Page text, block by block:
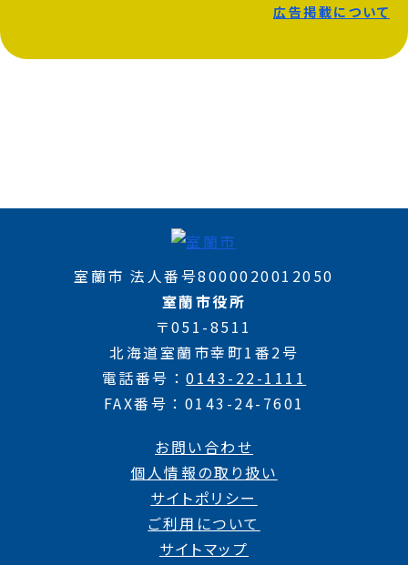
広告掲載について
室蘭市 法人番号8000020012050
室蘭市役所
〒051-8511
北海道室蘭市幸町1番2号
電話番号
0143-22-1111
FAX番号
0143-24-7601
お問い合わせ
個人情報の取り扱い
サイトポリシー
ご利用について
サイトマップ